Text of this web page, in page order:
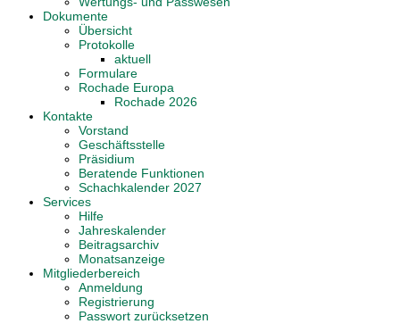
Dokumente
Übersicht
Protokolle
aktuell
Formulare
Rochade Europa
Rochade 2026
Kontakte
Vorstand
Geschäftsstelle
Präsidium
Beratende Funktionen
Schachkalender 2027
Services
Hilfe
Jahreskalender
Beitragsarchiv
Monatsanzeige
Mitgliederbereich
Anmeldung
Registrierung
Passwort zurücksetzen